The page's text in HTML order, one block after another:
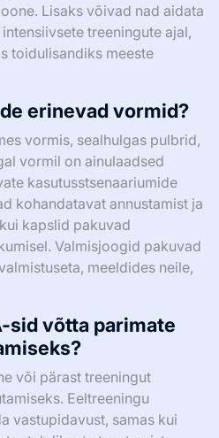
Lisaks võivad nad aidata
treeningute ajal,
toidulisandiks meeste
erinevad vormid?
vormis, sealhulgas pulbrid,
vormil on ainulaadsed
kasutusstsenaariumide
kohandatavat annustamist ja
kapslid pakuvad
Valmisjoogid pakuvad
meeldides neile,
sid võtta parimate
või pärast treeningut
Eeltreeningu
vastupidavust, samas kui